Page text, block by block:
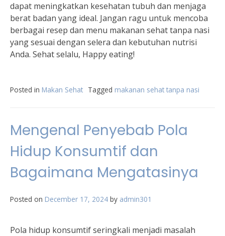
dapat meningkatkan kesehatan tubuh dan menjaga
berat badan yang ideal. Jangan ragu untuk mencoba
berbagai resep dan menu makanan sehat tanpa nasi
yang sesuai dengan selera dan kebutuhan nutrisi
Anda. Sehat selalu, Happy eating!
Posted in Makan Sehat Tagged makanan sehat tanpa nasi
Mengenal Penyebab Pola
Hidup Konsumtif dan
Bagaimana Mengatasinya
Posted on December 17, 2024 by admin301
Pola hidup konsumtif seringkali menjadi masalah